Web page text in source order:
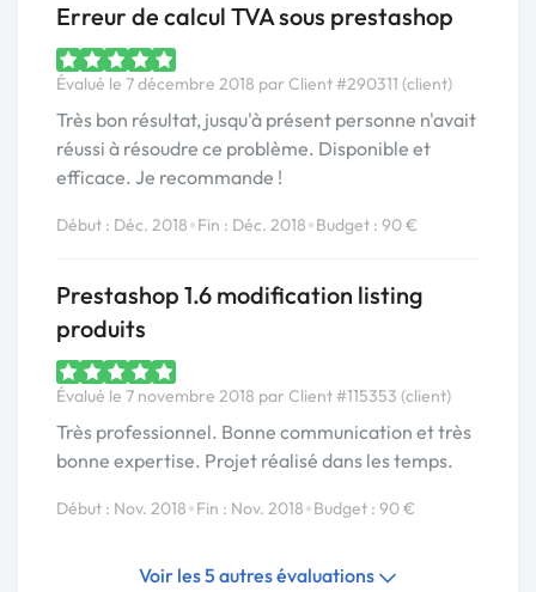
Erreur de calcul TVA sous prestashop
Évalué le 7 décembre 2018 par Client #290311 (client)
Très bon résultat, jusqu'à présent personne n'avait
réussi à résoudre ce problème. Disponible et
efficace. Je recommande !
Début : Déc. 2018•Fin : Déc. 2018•Budget : 90 €
Prestashop 1.6 modification listing
produits
Évalué le 7 novembre 2018 par Client #115353 (client)
Très professionnel. Bonne communication et très
bonne expertise. Projet réalisé dans les temps.
Début : Nov. 2018•Fin : Nov. 2018•Budget : 90 €
Voir les 5 autres évaluations